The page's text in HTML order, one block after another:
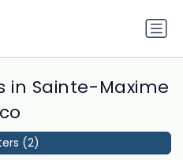
in Sainte-Maxime
(2)